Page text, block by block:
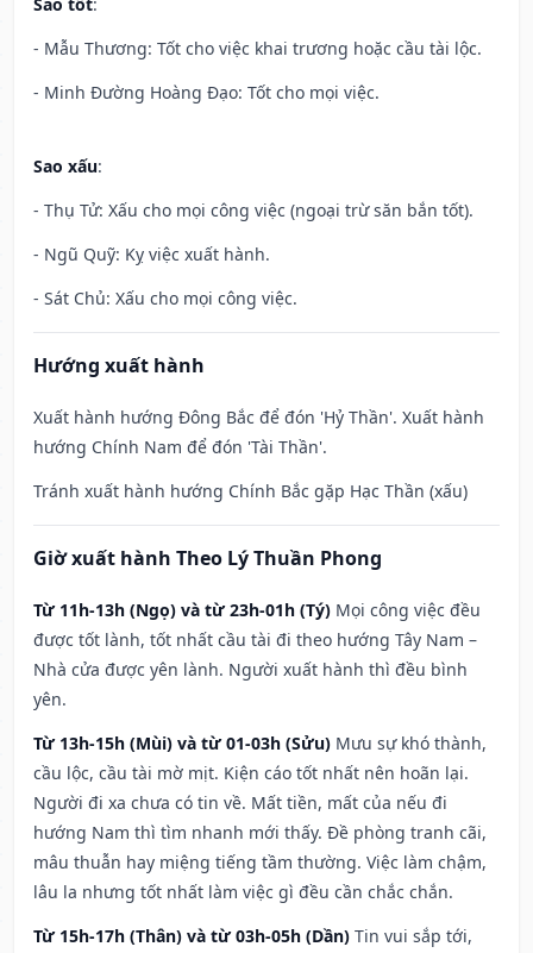
- Mẫu Thương: Tốt cho việc khai trương hoặc cầu tài lộc.
- Minh Đường Hoàng Đạo: Tốt cho mọi việc.
Sao xấu:
- Thụ Tử: Xấu cho mọi công việc (ngoại trừ săn bắn tốt).
- Ngũ Quỹ: Kỵ việc xuất hành.
- Sát Chủ: Xấu cho mọi công việc.
Hướng xuất hành
Xuất hành hướng Đông Bắc để đón 'Hỷ Thần'. Xuất hành
hướng Chính Nam để đón 'Tài Thần'.
Tránh xuất hành hướng Chính Bắc gặp Hạc Thần (xấu)
Giờ xuất hành Theo Lý Thuần Phong
Từ 11h-13h (Ngọ) và từ 23h-01h (Tý) Mọi công việc đều
được tốt lành, tốt nhất cầu tài đi theo hướng Tây Nam –
Nhà cửa được yên lành. Người xuất hành thì đều bình
yên.
Từ 13h-15h (Mùi) và từ 01-03h (Sửu) Mưu sự khó thành,
cầu lộc, cầu tài mờ mịt. Kiện cáo tốt nhất nên hoãn lại.
Người đi xa chưa có tin về. Mất tiền, mất của nếu đi
hướng Nam thì tìm nhanh mới thấy. Đề phòng tranh cãi,
mâu thuẫn hay miệng tiếng tầm thường. Việc làm chậm,
lâu la nhưng tốt nhất làm việc gì đều cần chắc chắn.
Từ 15h-17h (Thân) và từ 03h-05h (Dần) Tin vui sắp tới,